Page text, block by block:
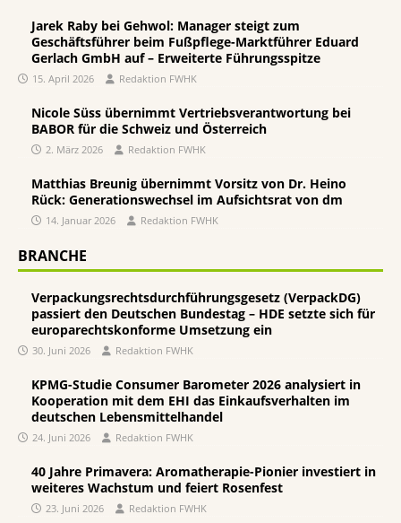
Jarek Raby bei Gehwol: Manager steigt zum
Geschäftsführer beim Fußpflege-Marktführer Eduard
Gerlach GmbH auf – Erweiterte Führungsspitze
15. April 2026 Redaktion FWHK
Nicole Süss übernimmt Vertriebsverantwortung bei
BABOR für die Schweiz und Österreich
2. März 2026 Redaktion FWHK
Matthias Breunig übernimmt Vorsitz von Dr. Heino
Rück: Generationswechsel im Aufsichtsrat von dm
14. Januar 2026 Redaktion FWHK
BRANCHE
Verpackungsrechtsdurchführungsgesetz (VerpackDG)
passiert den Deutschen Bundestag – HDE setzte sich für
europarechtskonforme Umsetzung ein
30. Juni 2026 Redaktion FWHK
KPMG-Studie Consumer Barometer 2026 analysiert in
Kooperation mit dem EHI das Einkaufsverhalten im
deutschen Lebensmittelhandel
24. Juni 2026 Redaktion FWHK
40 Jahre Primavera: Aromatherapie-Pionier investiert in
weiteres Wachstum und feiert Rosenfest
23. Juni 2026 Redaktion FWHK